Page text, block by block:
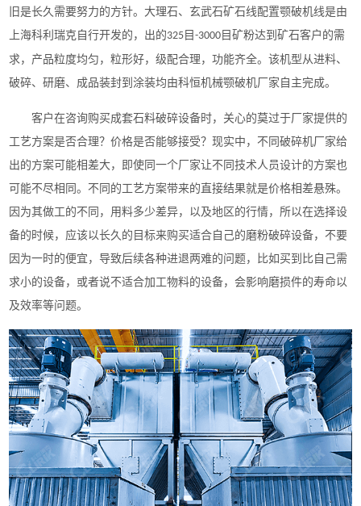
旧是长久需要努力的方针。大理石、玄武石矿石线配置颚破机线是由
上海科利瑞克自行开发的，出的325 目-3000 目矿粉达到矿石客户的需
求，产品粒度均匀，粒形好，级配合理，功能齐全。该机型从进料、
破碎、研磨、成品装封到涂装均由科恒机械颚破机厂家自主完成。
客户在咨询购买成套石料破碎设备时，关心的莫过于厂家提供的
工艺方案是否合理？价格是否能够接受？现实中，不同破碎机厂家给
出的方案可能相差大，即使同一个厂家让不同技术人员设计的方案也
可能不尽相同。不同的工艺方案带来的直接结果就是价格相差悬殊。
因为其做工的不同，用料多少差异，以及地区的行情，所以在选择设
备的时候，应该以长久的目标来购买适合自己的磨粉破碎设备，不要
因为一时的便宜，导致后续各种进退两难的问题，比如买到比自己需
求小的设备，或者说不适合加工物料的设备，会影响磨损件的寿命以
及效率等问题。